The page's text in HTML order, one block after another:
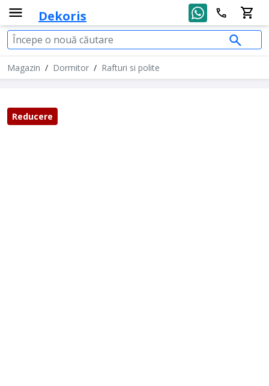
Dekoris
Magazin / Dormitor / Rafturi si polite
Reducere